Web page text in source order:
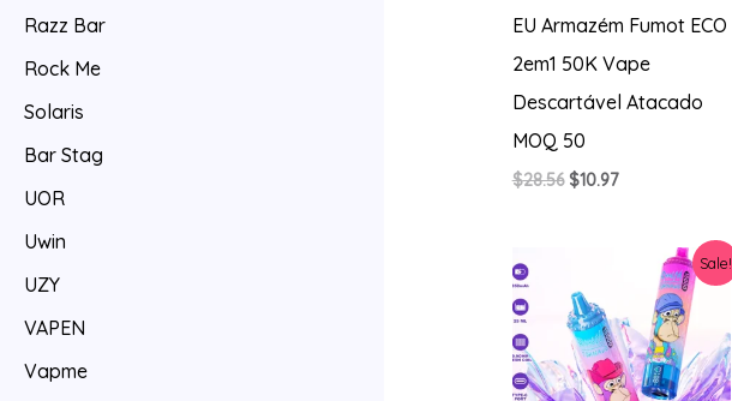
Razz Bar
Rock Me
Solaris
Bar Stag
UOR
Uwin
UZY
VAPEN
Vapme
EU Armazém Fumot ECO
2em1 50K Vape
Descartável Atacado
MOQ 50
$28.56 O
$10.97O
$10.97.
Sale!